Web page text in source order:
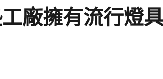
廠擁有流行燈